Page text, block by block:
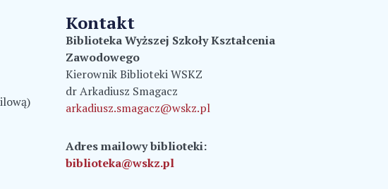
Kontakt
Biblioteka Wyższej Szkoły Kształcenia
Zawodowego
Kierownik Biblioteki WSKZ
dr Arkadiusz Smagacz
arkadiusz.smagacz@wskz.pl
Adres mailowy biblioteki:
biblioteka@wskz.pl